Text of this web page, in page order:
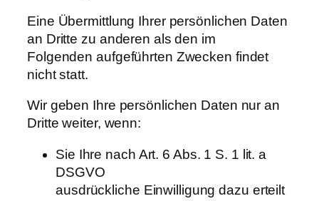
Eine Übermittlung Ihrer persönlichen Daten
an Dritte zu anderen als den im
Folgenden aufgeführten Zwecken findet
nicht statt.
Wir geben Ihre persönlichen Daten nur an
Dritte weiter, wenn:
Sie Ihre nach Art. 6 Abs. 1 S. 1 lit. a
DSGVO
ausdrückliche Einwilligung dazu erteilt